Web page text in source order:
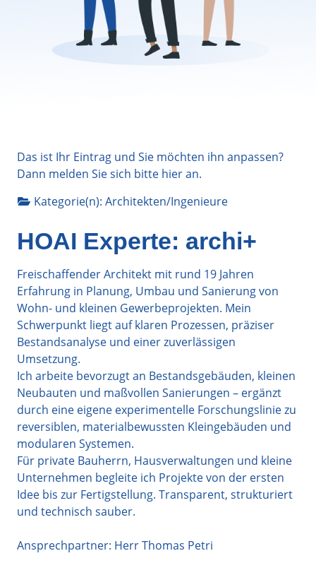
Das ist Ihr Eintrag und Sie möchten ihn anpassen?
Dann melden Sie sich bitte hieran.
Kategorie(n): Architekten/Ingenieure
HOAI Experte: archi+
Freischaffender Architekt mit rund 19 Jahren
Erfahrung in Planung, Umbau und Sanierung von
Wohn- und kleinen Gewerbeprojekten. Mein
Schwerpunkt liegt auf klaren Prozessen, präziser
Bestandsanalyse und einer zuverlässigen
Umsetzung.
Ich arbeite bevorzugt an Bestandsgebäuden, kleinen
Neubauten und maßvollen Sanierungen – ergänzt
durch eine eigene experimentelle Forschungslinie zu
reversiblen, materialbewussten Kleingebäuden und
modularen Systemen.
Für private Bauherrn, Hausverwaltungen und kleine
Unternehmen begleite ich Projekte von der ersten
Idee bis zur Fertigstellung. Transparent, strukturiert
und technisch sauber.
Ansprechpartner: Herr Thomas Petri